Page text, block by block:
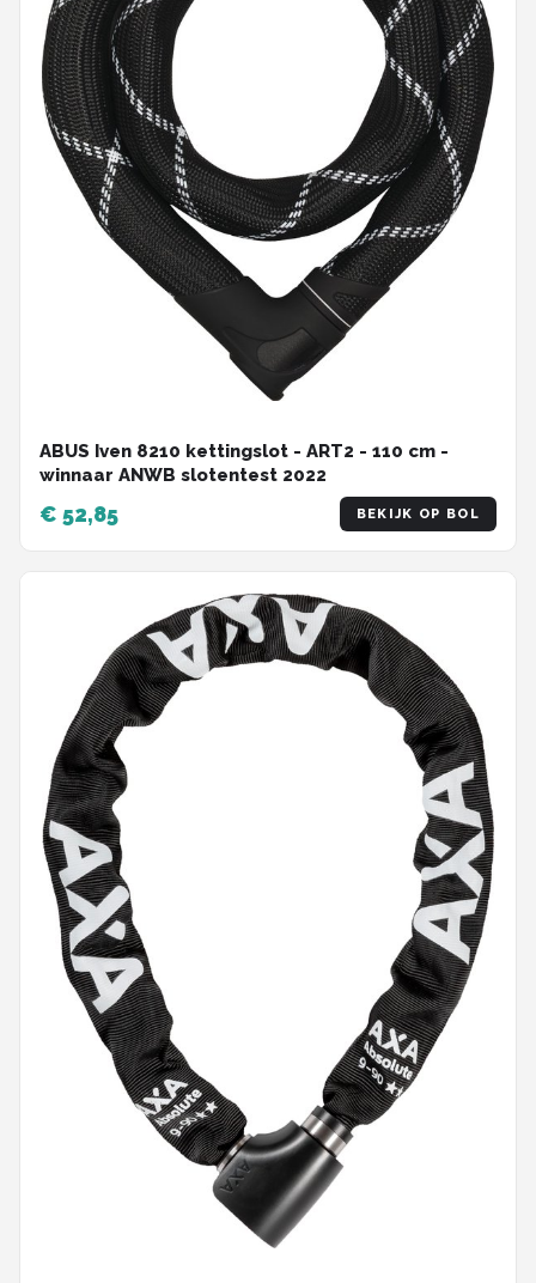
ABUS Iven 8210 kettingslot - ART2 - 110 cm -
winnaar ANWB slotentest 2022
€ 52,85 BEKIJK OP BOL